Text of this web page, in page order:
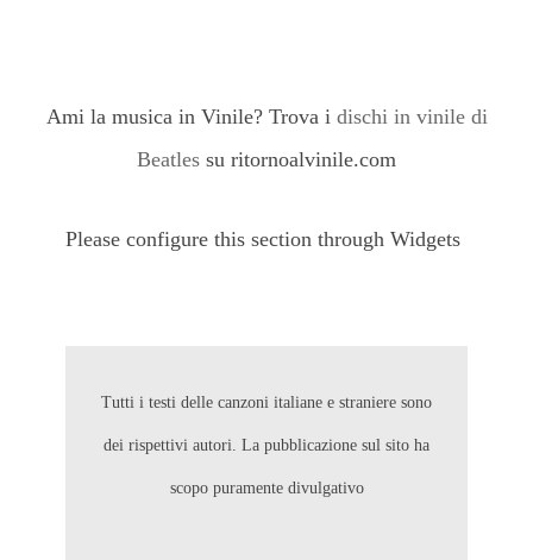
Ami la musica in Vinile? Trova i dischi in vinile di
Beatles su ritornoalvinile.com
Please configure this section through Widgets
Tutti i testi delle canzoni italiane e straniere sono
dei rispettivi autori. La pubblicazione sul sito ha
scopo puramente divulgativo